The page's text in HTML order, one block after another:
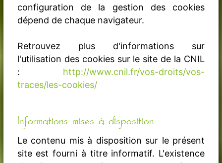
configuration de la gestion des cookies
dépend de chaque navigateur.
Retrouvez plus d'informations sur
l'utilisation des cookies sur le site de la CNIL
: http://www.cnil.fr/vos-droits/vos-
traces/les-cookies/
Informations mises à disposition
Le contenu mis à disposition sur le présent
site est fourni à titre informatif. L'existence